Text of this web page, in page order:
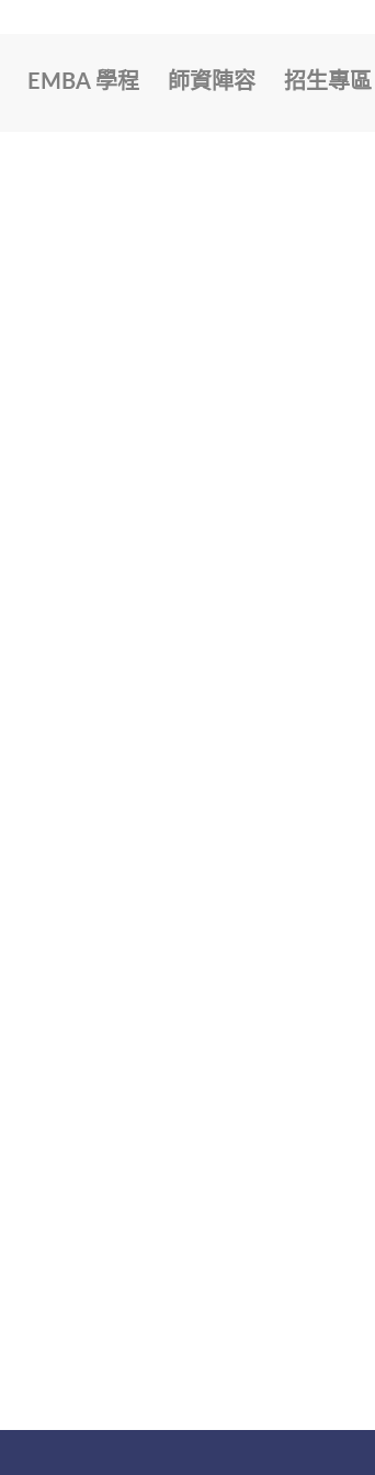
EMBA 學程 師資陣容 招生專區